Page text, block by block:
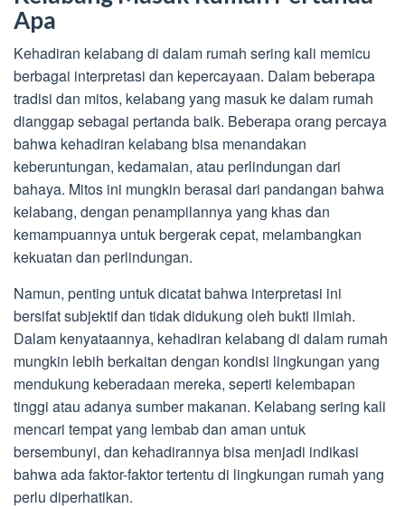
Apa
Kehadiran kelabang di dalam rumah sering kali memicu
berbagai interpretasi dan kepercayaan. Dalam beberapa
tradisi dan mitos, kelabang yang masuk ke dalam rumah
dianggap sebagai pertanda baik. Beberapa orang percaya
bahwa kehadiran kelabang bisa menandakan
keberuntungan, kedamaian, atau perlindungan dari
bahaya. Mitos ini mungkin berasal dari pandangan bahwa
kelabang, dengan penampilannya yang khas dan
kemampuannya untuk bergerak cepat, melambangkan
kekuatan dan perlindungan.
Namun, penting untuk dicatat bahwa interpretasi ini
bersifat subjektif dan tidak didukung oleh bukti ilmiah.
Dalam kenyataannya, kehadiran kelabang di dalam rumah
mungkin lebih berkaitan dengan kondisi lingkungan yang
mendukung keberadaan mereka, seperti kelembapan
tinggi atau adanya sumber makanan. Kelabang sering kali
mencari tempat yang lembab dan aman untuk
bersembunyi, dan kehadirannya bisa menjadi indikasi
bahwa ada faktor-faktor tertentu di lingkungan rumah yang
perlu diperhatikan.